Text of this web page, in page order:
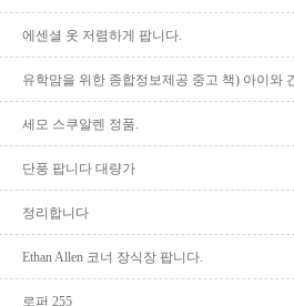
에센셜 옷 저렴하게 팝니다.
유학맘을 위한 종합정보제공 중고 책) 아이와
세모 스쿠알렌 정품.
단풍 팝니다 대량가
정리합니다
Ethan Allen 코너 장식장 팝니다.
로퍼 255